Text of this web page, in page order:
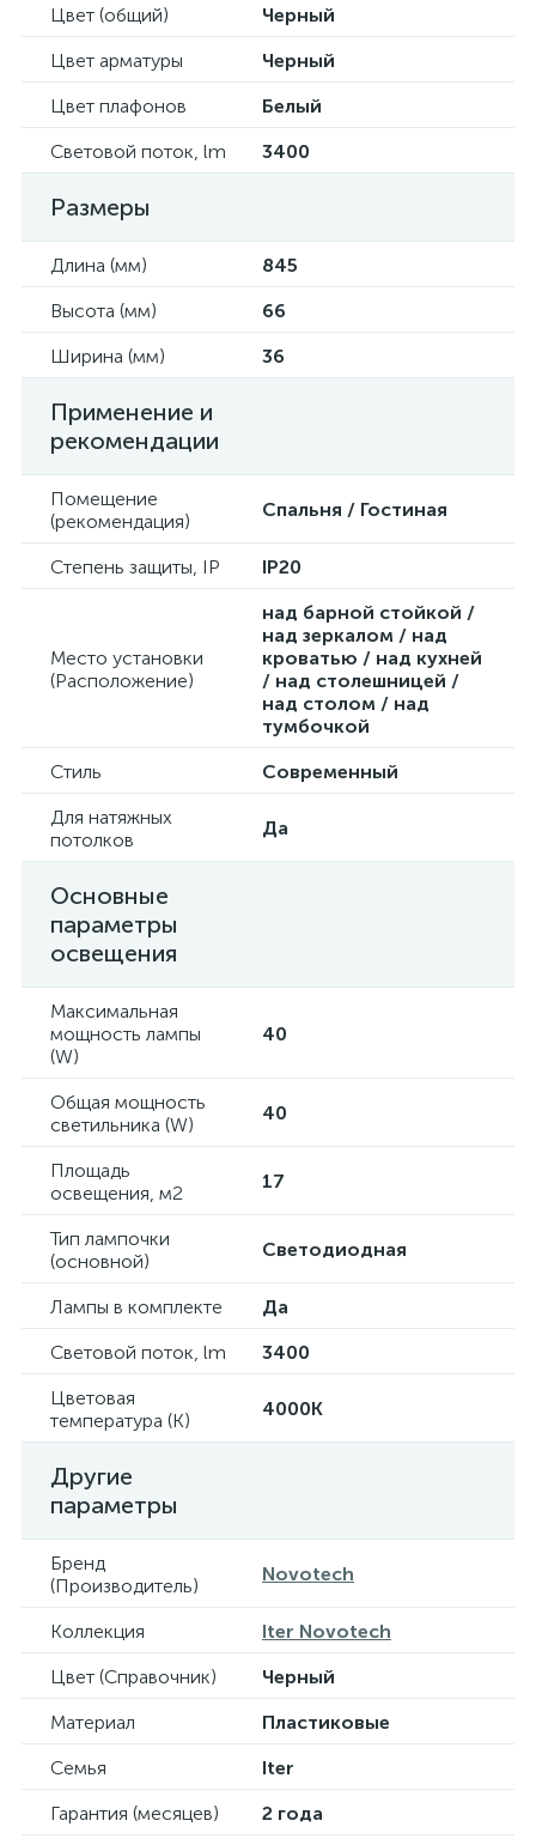
Цвет (общий)
Черный
Цвет арматуры
Черный
Цвет плафонов
Белый
Световой поток, lm
3400
Размеры
Длина (мм)
845
Высота (мм)
66
Ширина (мм)
36
Применение и
рекомендации
Помещение
(рекомендация)
Спальня / Гостиная
Степень защиты, IP IP20
Место установки
(Расположение)
над барной стойкой /
над зеркалом / над
кроватью / над кухней
/ над столешницей /
над столом / над
тумбочкой
Стиль
Современный
Для натяжных
потолков
Да
Основные
параметры
освещения
Максимальная
мощность лампы
(W)
40
Общая мощность
светильника (W)
40
Площадь
освещения, м2
17
Тип лампочки
(основной)
Светодиодная
Лампы в комплекте
Да
Световой поток, lm
3400
Цветовая
температура (К)
4000K
Другие
параметры
Бренд
(Производитель)
Novotech
Коллекция
Iter Novotech
Цвет (Справочник)
Черный
Материал
Пластиковые
Семья
Iter
Гарантия (месяцев)
2 года